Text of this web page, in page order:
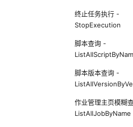
终止任务执行 -
StopExecution
脚本查询 -
脚本版本查询 -
作业管理主页模糊
ListAllJobByName